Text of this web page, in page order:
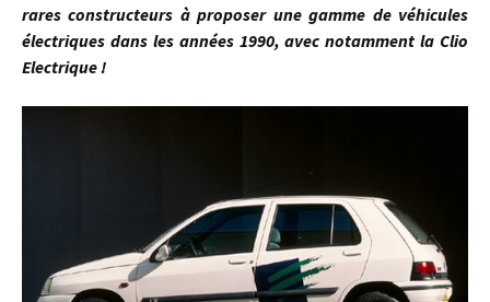
rares constructeurs à proposer une gamme de véhicules
électriques dans les années 1990, avec notamment la Clio
Electrique !